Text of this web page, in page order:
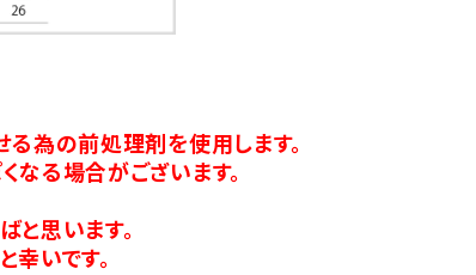
為の前処理剤を使用します。
なる場合がございます。
と思います。
いです。